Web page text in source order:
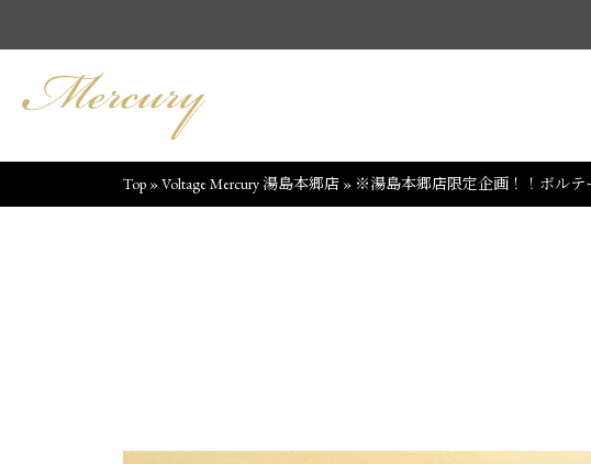
Top »Voltage Mercury 湯島本郷店 » ※湯島本郷店限定企画！！ボルテ